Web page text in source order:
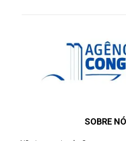
SOBRE